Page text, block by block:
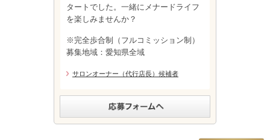
タートでした。一緒にメナードライフ
を楽しみませんか？
※完全歩合制（フルコミッション制）
募集地域：愛知県全域
サロンオーナー（代行店長）候補者